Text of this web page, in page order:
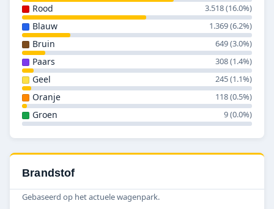
Rood 3.518 (16.0%)
Blauw 1.369 (6.2%)
Bruin 649 (3.0%)
Paars 308 (1.4%)
Geel 245 (1.1%)
Oranje 118 (0.5%)
Groen 9 (0.0%)
Brandstof
Gebaseerd op het actuele wagenpark.